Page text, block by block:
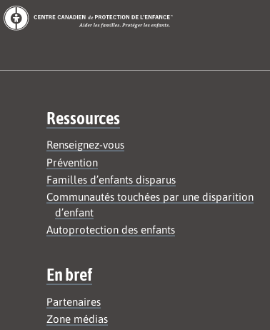
Ressources
Renseignez-vous
Prévention
Familles d’enfants disparus
Communautés touchées par une disparition
d’enfant
Autoprotection des enfants
En bref
Partenaires
Zone médias